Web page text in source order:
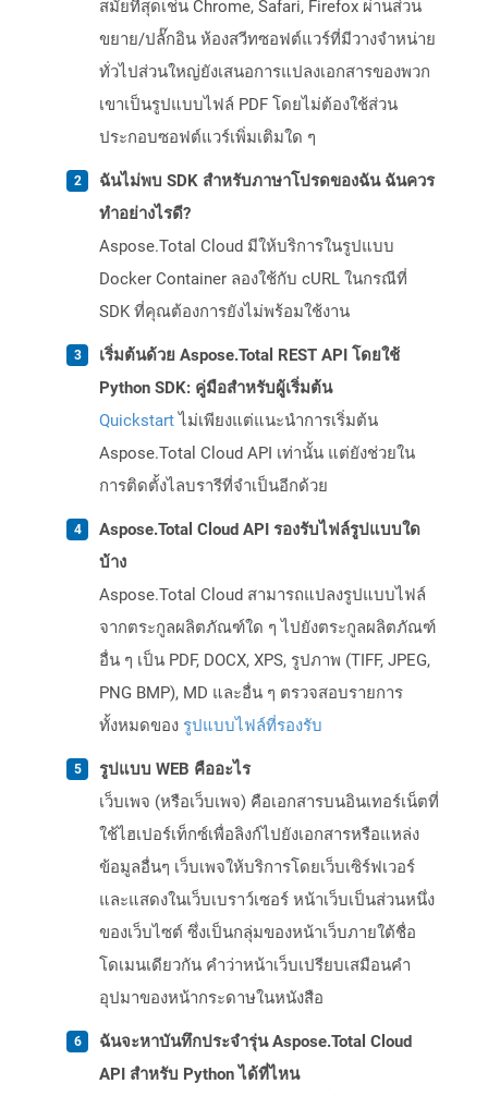
สมัยที่สุดเช่น Chrome, Safari, Firefox ผ่านส่วน
ขยาย/ปลั๊กอิน ห้องสวีทซอฟต์แวร์ที่มีวางจำหน่าย
ทั่วไปส่วนใหญ่ยังเสนอการแปลงเอกสารของพวก
เขาเป็นรูปแบบไฟล์ PDF โดยไม่ต้องใช้ส่วน
ประกอบซอฟต์แวร์เพิ่มเติมใด ๆ
ฉันไม่พบ SDK สำหรับภาษาโปรดของฉัน ฉันควร
ทำอย่างไรดี?
Aspose.Total Cloud มีให้บริการในรูปแบบ
Docker Container ลองใช้กับ cURL ในกรณีที่
SDK ที่คุณต้องการยังไม่พร้อมใช้งาน
เริ่มต้นด้วย Aspose.Total REST API โดยใช้
Python SDK: คู่มือสำหรับผู้เริ่มต้น
Quickstartไม่เพียงแต่แนะนำการเริ่มต้น
Aspose.Total Cloud API เท่านั้น แต่ยังช่วยใน
การติดตั้งไลบรารีที่จำเป็นอีกด้วย
Aspose.Total Cloud API รองรับไฟล์รูปแบบใด
บ้าง
Aspose.Total Cloud สามารถแปลงรูปแบบไฟล์
จากตระกูลผลิตภัณฑ์ใด ๆ ไปยังตระกูลผลิตภัณฑ์
อื่น ๆ เป็น PDF, DOCX, XPS, รูปภาพ (TIFF, JPEG,
PNG BMP), MD และอื่น ๆ ตรวจสอบรายการ
ทั้งหมดของ รูปแบบไฟล์ที่รองรับ
รูปแบบ WEB คืออะไร
เว็บเพจ (หรือเว็บเพจ) คือเอกสารบนอินเทอร์เน็ตที่
ใช้ไฮเปอร์เท็กซ์เพื่อลิงก์ไปยังเอกสารหรือแหล่ง
ข้อมูลอื่นๆ เว็บเพจให้บริการโดยเว็บเซิร์ฟเวอร์
และแสดงในเว็บเบราว์เซอร์ หน้าเว็บเป็นส่วนหนึ่ง
ของเว็บไซต์ ซึ่งเป็นกลุ่มของหน้าเว็บภายใต้ชื่อ
โดเมนเดียวกัน คำว่าหน้าเว็บเปรียบเสมือนคำ
อุปมาของหน้ากระดาษในหนังสือ
ฉันจะหาบันทึกประจำรุ่น Aspose.Total Cloud
API สำหรับ Python ได้ที่ไหน